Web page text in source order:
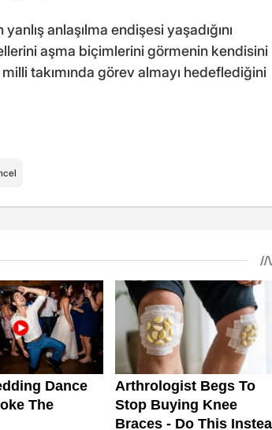
anlaşılma endişesi yaşadığını
aşma biçimlerini görmenin kendisini
takımında görev almayı hedeflediğini